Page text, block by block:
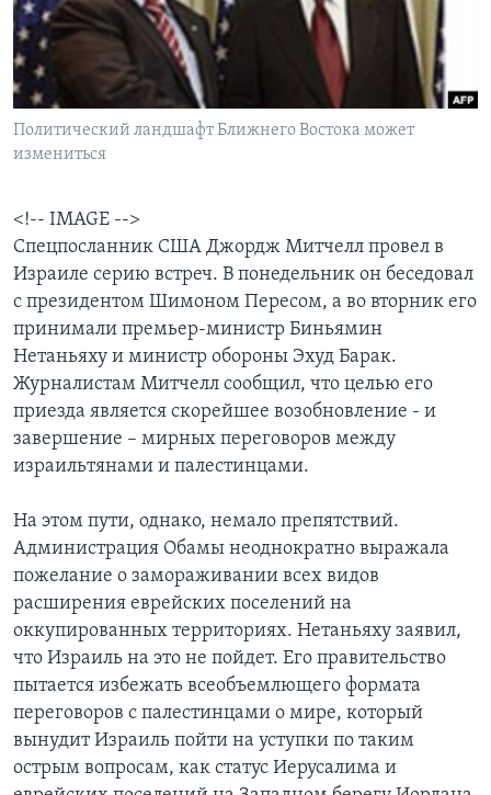
Learning English
СОЦИАЛЬНЫЕ СЕТИ
Политический ландшафт Ближнего Востока может
измениться
<!-- IMAGE -->
Спецпосланник США Джордж Митчелл провел в
Израиле серию встреч. В понедельник он беседовал
с президентом Шимоном Пересом, а во вторник его
принимали премьер-министр Биньямин
Нетаньяху и министр обороны Эхуд Барак.
Журналистам Митчелл сообщил, что целью его
приезда является скорейшее возобновление - и
завершение – мирных переговоров между
израильтянами и палестинцами.
На этом пути, однако, немало препятствий.
Администрация Обамы неоднократно выражала
пожелание о замораживании всех видов
расширения еврейских поселений на
оккупированных территориях. Нетаньяху заявил,
что Израиль на это не пойдет. Его правительство
пытается избежать всеобъемлющего формата
переговоров с палестинцами о мире, который
вынудит Израиль пойти на уступки по таким
острым вопросам, как статус Иерусалима и